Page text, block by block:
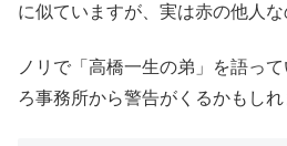
に似ていますが、実は赤の他人な
ノリで「高橋一生の弟」を語っ
ろ事務所から警告がくるかもし